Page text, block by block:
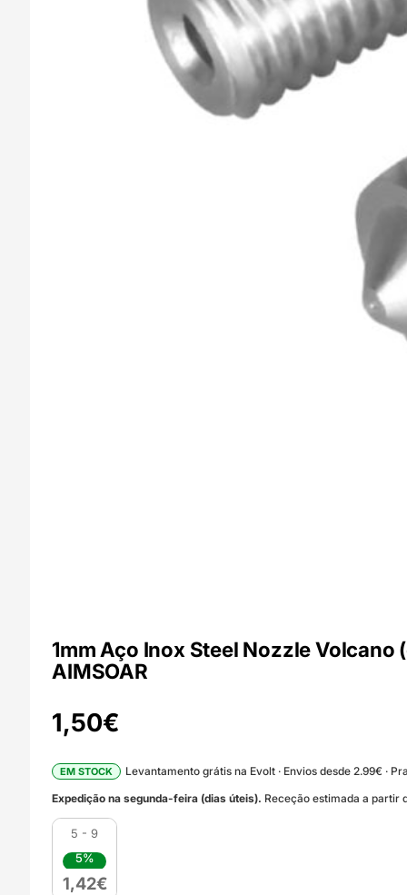
1mm Aço Inox Steel Nozzle
AIMSOAR
1,50€
EM STOCK
Levantamento grátis na Evolt · Envios desde 2.99€ ·
Expedição na segunda-feira (dias úteis). Receção estimada a partir
5 - 9
5%
1,42€